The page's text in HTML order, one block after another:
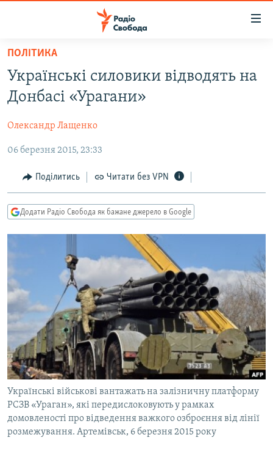
Перейти
основного
матеріалу
до
навігації
Перейти
пошуку
ВСЕ ЗА ДОБУ
ПОЛІТИКА
ЕКОНОМІКА
СУСПІЛЬСТВО
СПОРТ
ВІЙНА
РОСІЙСЬКА «ФІЛЬТРАЦІЯ»
ДОНБАС.РЕАЛІЇ
КРИМ.РЕАЛІЇ
ТИ ЯК?
КИТАЙ.ВИКЛИКИ
МУЛЬТИМЕДІА
ФОТО
СПЕЦПРОЄКТИ
ПОДКАСТИ
РУС
УКР
ПОЛІТИКА
Українські силовики відводять на
Донбасі «Урагани»
Олександр Лащенко
06 березня 2015, 23:33
Поділитись Читати без VPN
Додати Радіо Свобода як бажане джерело в Google
Українські військові вантажать на залізничну платформу
РСЗВ «Ураган», які передислоковують у рамках
домовленості про відведення важкого озброєння від лінії
розмежування. Артемівськ, 6 березня 2015 року